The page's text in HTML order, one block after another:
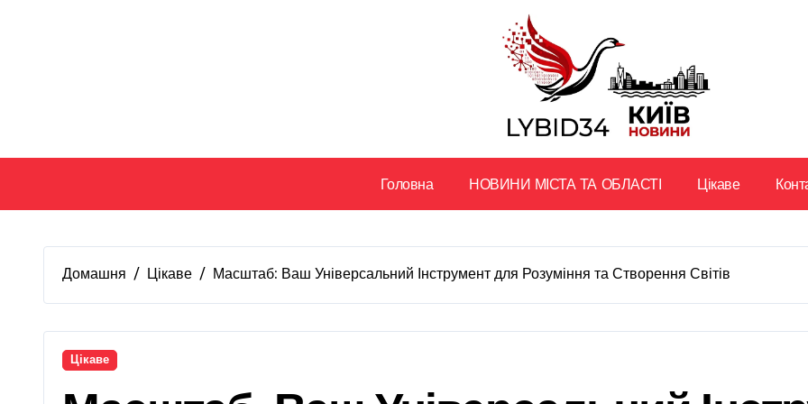
Головна НОВИНИ МІСТА ТА ОБЛАСТІ Цікаве
Домашня Цікаве Масштаб: Ваш Універсальний Інструмент для Розуміння та Створення Світів
Цікаве